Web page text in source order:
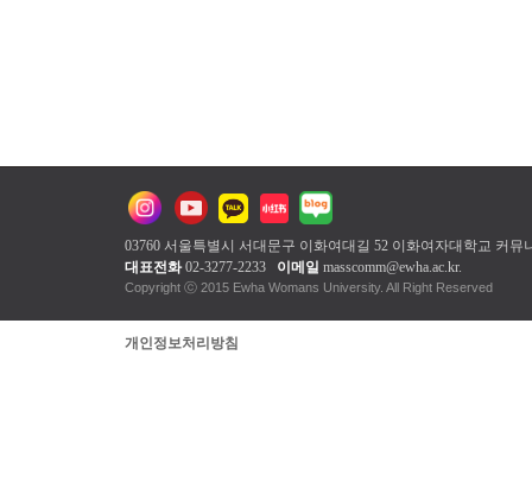
03760 서울특별시 서대문구 이화여대길 52 이화여자대학교 커뮤
대표전화 02-3277-2233 이메일 masscomm@ewha.ac.kr.
Copyright ⓒ 2015 Ewha Womans
개인정보처리방침